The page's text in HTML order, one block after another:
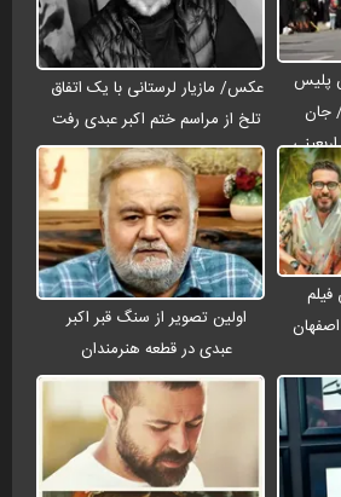
پلیس
/ جان
عکس/ مازیار لرستانی با یک اتفاق
تلخ از مراسم ختم اکبر عبدی رفت
اصفهان
اولین تصویر از سنگ قبر اکبر
عبدی در قطعه هنرمندان